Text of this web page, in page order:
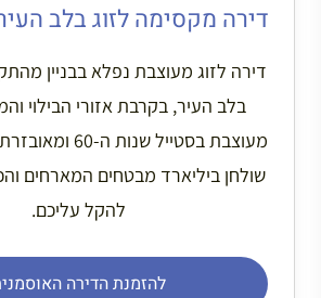
דירה מקסימה לזוג בלב
דירה לזוג מעוצבת נפלא בבניין
בלב העיר, בקרבת אזורי הבילוי
מעוצבת בסטייל
שולחן ביליארד מבטחים המארחים
להקל עליכם.
להזמנת הדירה